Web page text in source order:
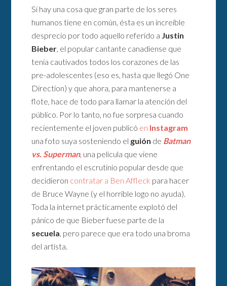
Si hay una cosa que gran parte de los seres
humanos tiene en común, ésta es un increíble
desprecio por todo aquello referido a Justin
Bieber, el popular cantante canadiense que
tenía cautivados todos los corazones de las
pre-adolescentes (eso es, hasta que llegó One
Direction) y que ahora, para mantenerse a
flote, hace de todo para llamar la atención del
público. Por lo tanto, no fue sorpresa cuando
recientemente el joven publicó en Instagram
una foto suya sosteniendo el guión de Batman
vs. Superman, una película que viene
enfrentando el escrutinio popular desde que
decidieron contratar a Ben Affleck para hacer
de Bruce Wayne (y el horrible logo no ayuda).
Toda la internet prácticamente explotó del
pánico de que Bieber fuese parte de la
secuela, pero parece que era todo una broma
del artista.